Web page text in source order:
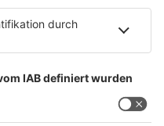
ihr
Strategie. Studio: